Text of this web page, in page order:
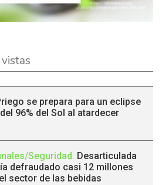
se prepara para un eclipse
96% del Sol al atardecer
Seguridad. Desarticulada
defraudado casi 12 millones
sector de las bebidas